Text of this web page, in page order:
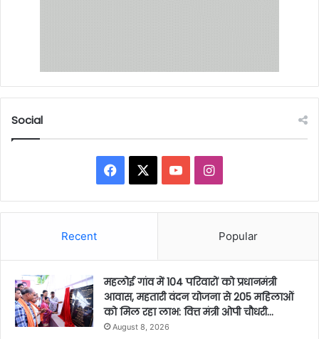
Social
Facebook YouTubeInstagram
Recent Popular
महलोई गांव में 104 परिवारों को प्रधानमंत्री
आवास, महतारी वंदन योजना से 205 महिलाओं
को मिल रहा लाभ: वित्त मंत्री ओपी चौधरी…
August 8, 2026